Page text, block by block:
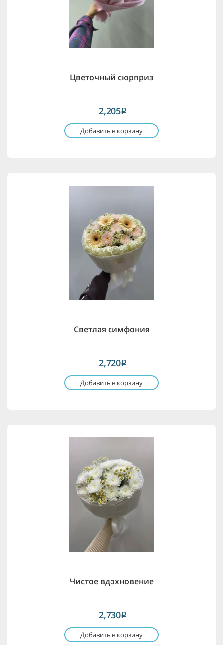
Цветочный сюрприз
2,205i
Добавить в корзину
Светлая симфония
2,720i
Добавить в корзину
Чистое вдохновение
2,730i
Добавить в корзину